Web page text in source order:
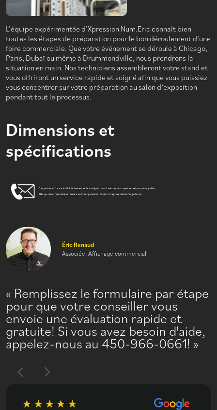
L’équipe expérimentée d’Xpression Num.Eric connaît bien
toutes les étapes de préparation pour le bon déroulement d’une
foire commerciale. Que votre événement se déroule à Chicago,
Paris, Dubaï ou même à Drummondville, nous prendrons la
situation en main. Nos techniciens assembleront votre stand et
vous offriront un service rapide et soigné afin que vous puissiez
vous concentrer sur votre préparation au salon d’exposition
pendant tout le processus.
Dimensions et
spécifications
Remplissez le formulaire par étape
pour que votre conseiller vous
envoie une évaluation rapide et
gratuite! Si vous avez besoin d'aide,
appelez-nous au 450-966-0661!
Éric Renaud
Associée, Affichage commercial